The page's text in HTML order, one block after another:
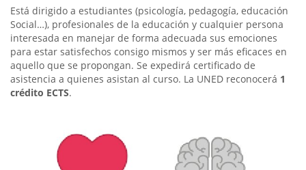
Está dirigido a estudiantes (psicología, pedagogía, educación
Social…), profesiona­les de la educación y cualquier persona
interesada en manejar de for­ma adecuada sus emociones
para estar satisfechos consigo mismos y ser más eficaces en
aquello que se propongan. Se expedirá certificado de
asistencia a quienes asistan al curso. La UNED reconocerá 1
crédito ECTS.